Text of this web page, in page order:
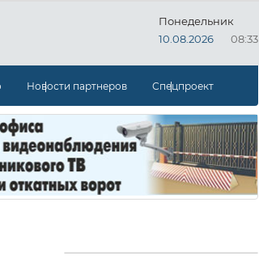
Понедельник
10.08.2026
08:33
Новости партнеров Спецпроект